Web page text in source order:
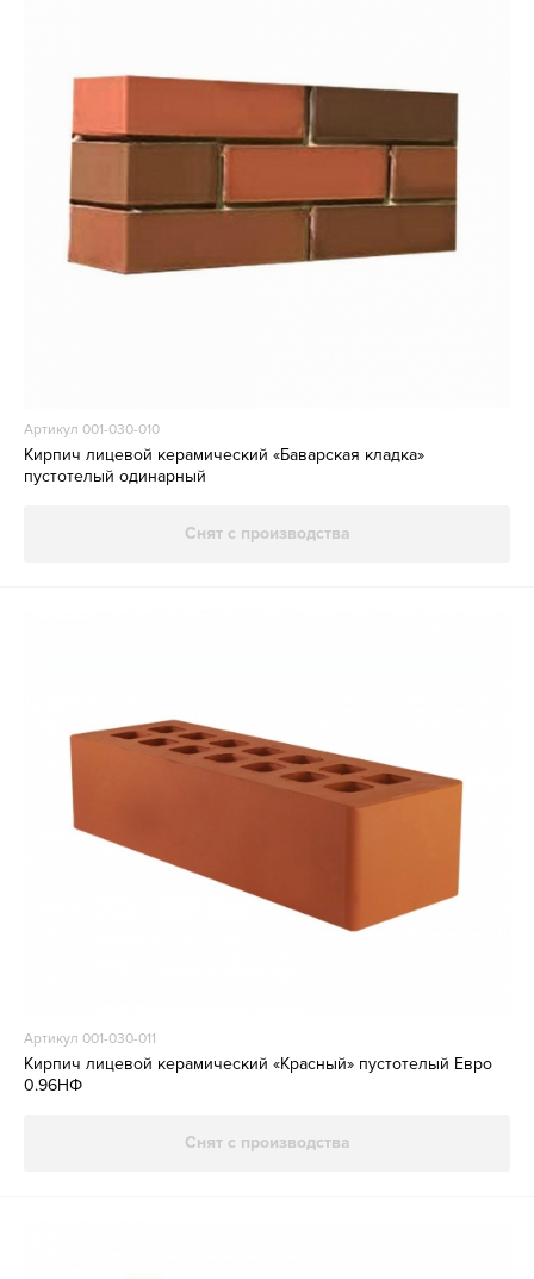
Артикул 001-030-010
Кирпич лицевой керамический «Баварская кладка»
пустотелый одинарный
Снят с производства
Артикул 001-030-011
Кирпич лицевой керамический «Красный» пустотелый Евро
0.96НФ
Снят с производства